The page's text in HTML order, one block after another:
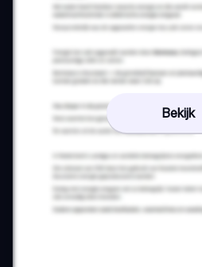
Bekijk